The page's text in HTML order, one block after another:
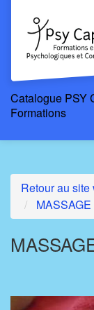
Catalogue PSY
Formations
Retour au
MASSAGE